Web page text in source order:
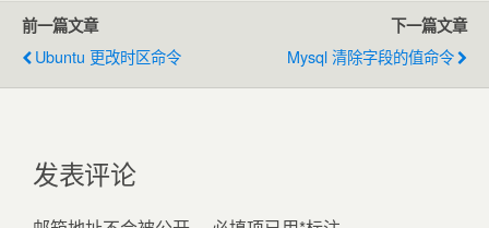
前一篇文章
Ubuntu 更改时区命令
下一篇文章
Mysql 清除字段的值命令
发表评论